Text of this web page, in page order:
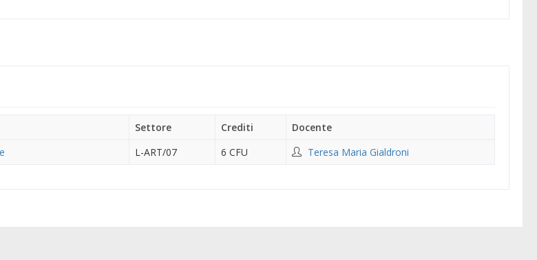
Settore Crediti
Docente
L-ART/07 6 CFU Teresa Maria Gialdroni